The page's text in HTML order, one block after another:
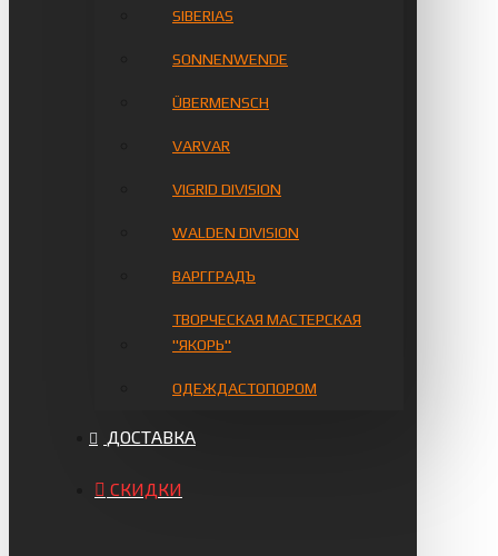
SIBERIAS
SONNENWENDE
ÜBERMENSCH
VARVAR
VIGRID DIVISION
WALDEN DIVISION
ВАРГГРАДЪ
ТВОРЧЕСКАЯ МАСТЕРСКАЯ
"ЯКОРЬ"
ОДЕЖДАСТОПОРОМ
ДОСТАВКА
СКИДКИ